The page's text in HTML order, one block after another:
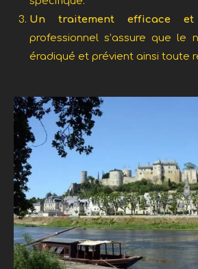
Un traitement efficace
professionnel s’assure que le
éradiqué et prévient ainsi toute